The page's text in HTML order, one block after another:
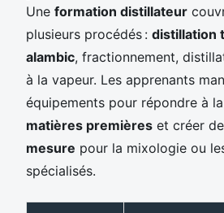
Une formation distillateur
plusieurs procédés : distillation
alambic, fractionnement,
à la vapeur. Les apprenants
équipements pour répondre à
matières premières et créer
mesure pour la mixologie ou
spécialisés.